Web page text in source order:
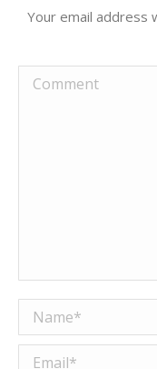
Your email address
Comment
Name *
Email *